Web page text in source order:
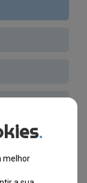
.
melhor